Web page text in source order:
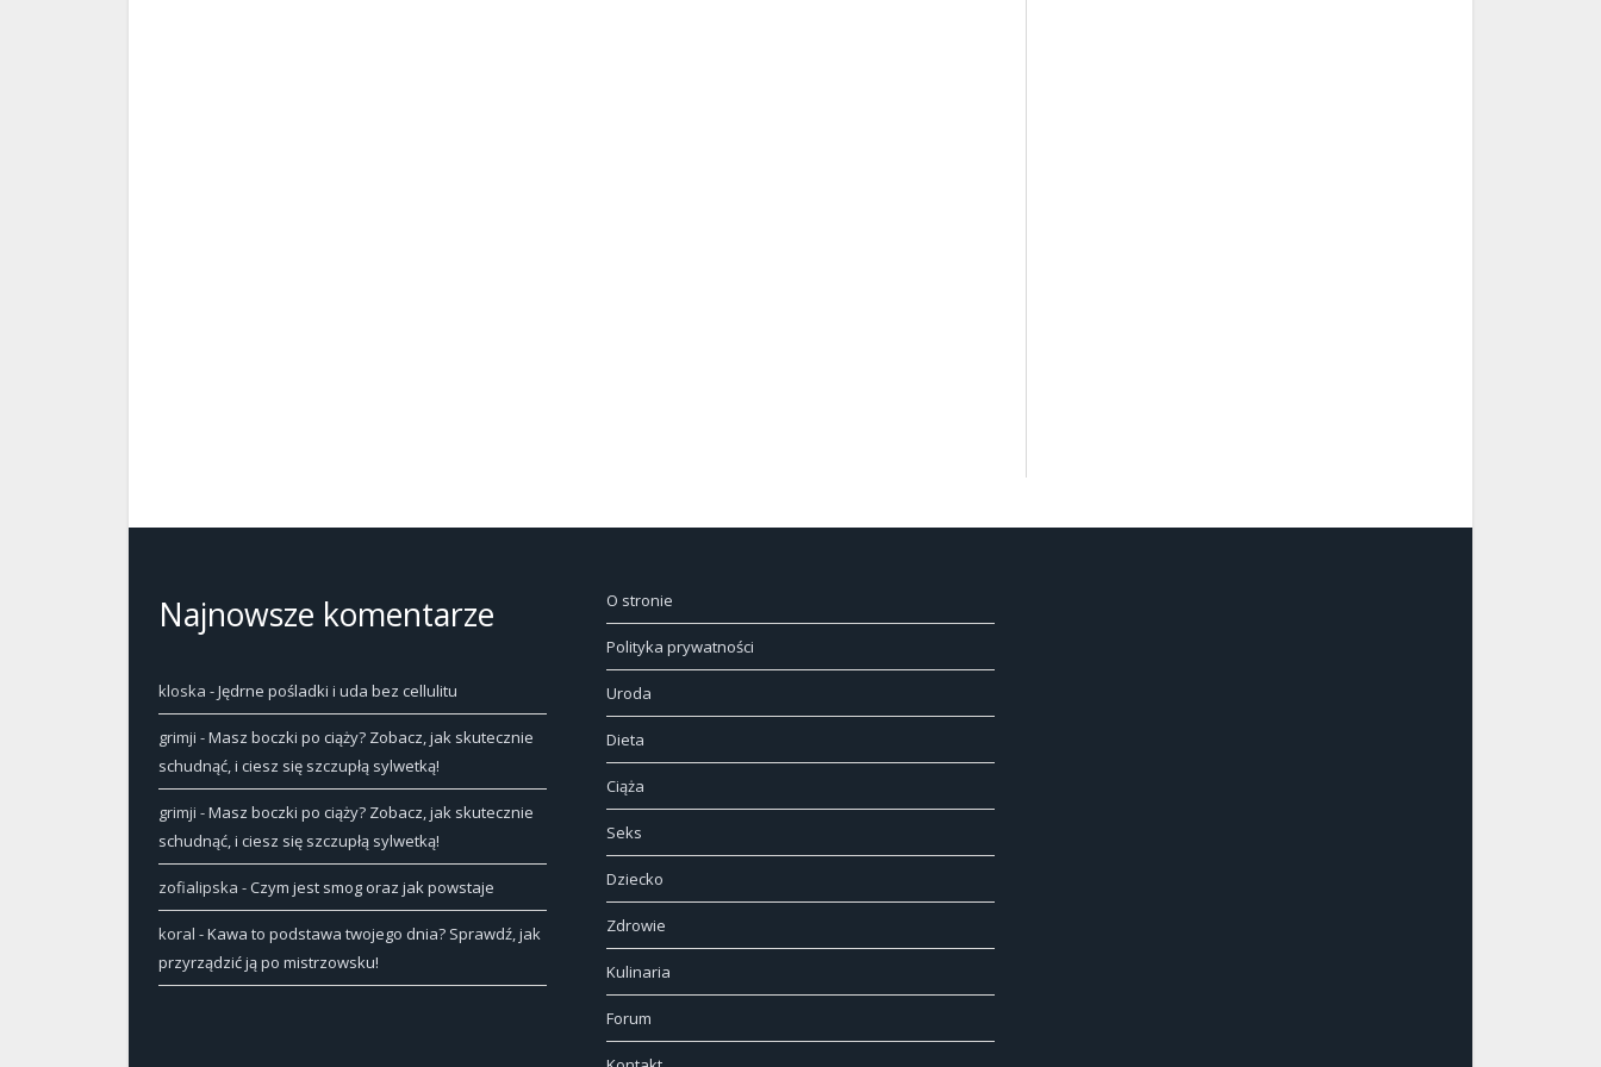
Najnowsze komentarze
kloska -Jędrne pośladki i uda bez cellulitu
grimji -Masz boczki po ciąży? Zobacz, jak skutecznie
schudnąć, i ciesz się szczupłą sylwetką!
grimji -Masz boczki po ciąży? Zobacz, jak skutecznie
schudnąć, i ciesz się szczupłą sylwetką!
zofialipska -Czym jest smog oraz jak powstaje
koral -Kawa to podstawa twojego dnia? Sprawdź, jak
przyrządzić ją po mistrzowsku!
O stronie
Polityka prywatności
Uroda
Dieta
Ciąża
Seks
Dziecko
Zdrowie
Kulinaria
Forum